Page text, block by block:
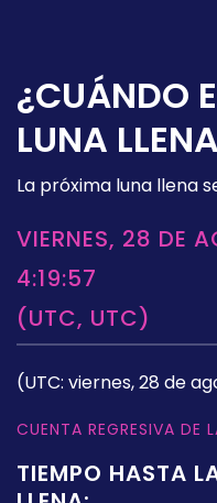
¿CUÁNDO
LUNA
La próxima luna llena
VIERNES, 28 DE
4:19:57
(UTC, UTC)
(UTC: viernes, 28 de
CUENTA REGRESIVA DE
TIEMPO HASTA